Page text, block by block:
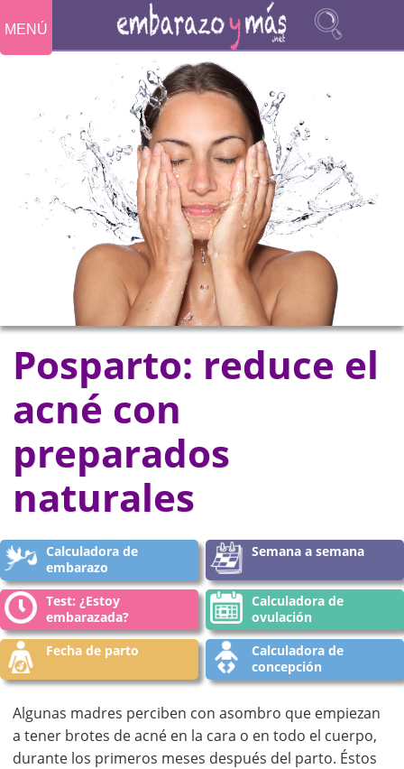
MENÚ
Posparto: reduce el
acné con
preparados
naturales
Calculadora de
embarazo
Semana a semana
Test: ¿Estoy
embarazada?
Calculadora de
ovulación
Fecha de parto
Calculadora de
concepción
Algunas madres perciben con asombro que empiezan
a tener brotes de acné en la cara o en todo el cuerpo,
durante los primeros meses después del parto. Éstos